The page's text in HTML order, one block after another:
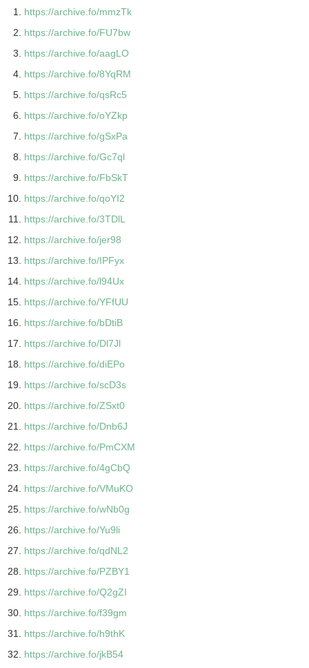
https://archive.fo/mmzTk
https://archive.fo/FU7bw
https://archive.fo/aagLO
https://archive.fo/8YqRM
https://archive.fo/qsRc5
https://archive.fo/oYZkp
https://archive.fo/gSxPa
https://archive.fo/Gc7ql
https://archive.fo/FbSkT
https://archive.fo/qoYI2
https://archive.fo/3TDlL
https://archive.fo/jer98
https://archive.fo/IPFyx
https://archive.fo/l94Ux
https://archive.fo/YFfUU
https://archive.fo/bDtiB
https://archive.fo/Dl7Jl
https://archive.fo/diEPo
https://archive.fo/scD3s
https://archive.fo/ZSxt0
https://archive.fo/Dnb6J
https://archive.fo/PmCXM
https://archive.fo/4gCbQ
https://archive.fo/VMuKO
https://archive.fo/wNb0g
https://archive.fo/Yu9li
https://archive.fo/qdNL2
https://archive.fo/PZBY1
https://archive.fo/Q2gZI
https://archive.fo/f39gm
https://archive.fo/h9thK
https://archive.fo/jkB54